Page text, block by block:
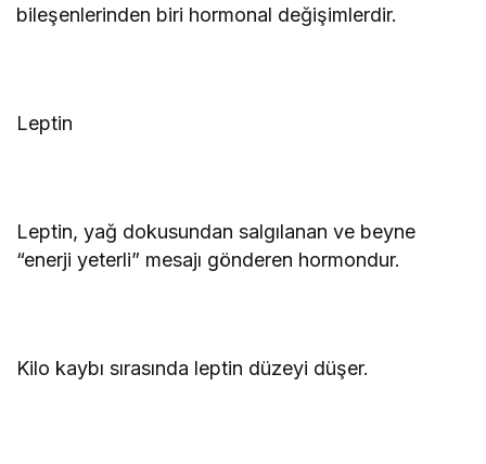
bileşenlerinden biri hormonal değişimlerdir.
Leptin
Leptin, yağ dokusundan salgılanan ve beyne
“enerji yeterli” mesajı gönderen hormondur.
Kilo kaybı sırasında leptin düzeyi düşer.